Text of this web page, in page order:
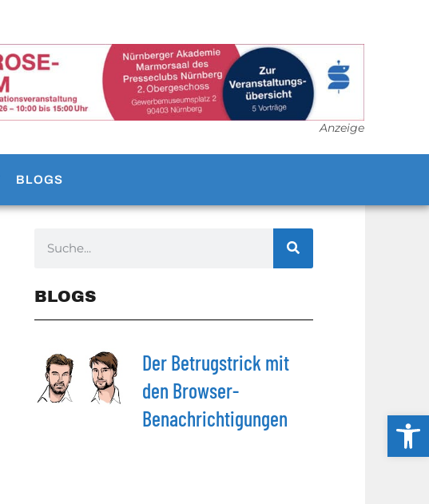
Anzeige
BLOGS
BLOGS
Der Betrugstrick mit
den Browser-
Benachrichtigungen